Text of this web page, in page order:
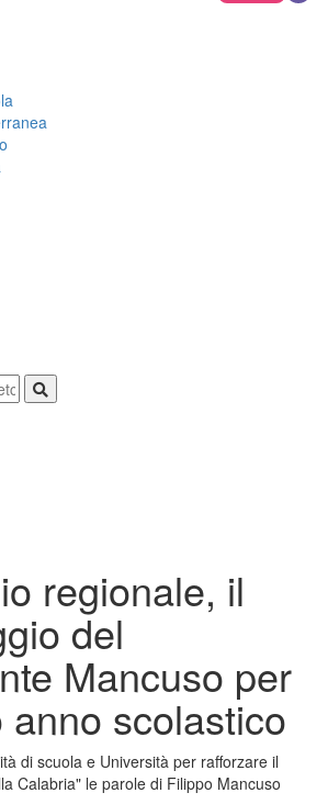
regionale, il
del
Mancuso per
anno scolastico
di scuola e Università per rafforzare il
Calabria" le parole di Filippo Mancuso